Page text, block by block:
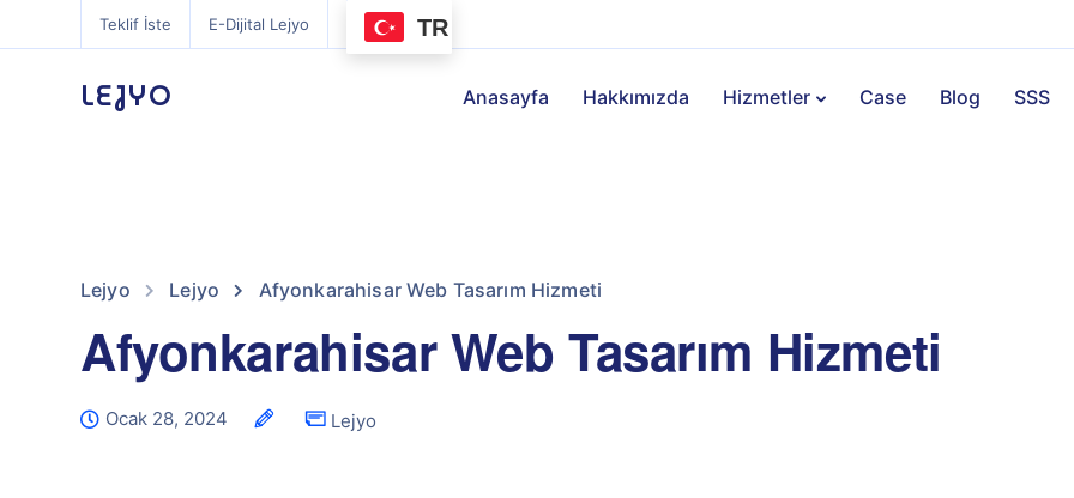
Teklif İste E-Dijital Lejyo TR
LEJYO Anasayfa Hakkımızda Hizmetler Case Blog SSS
Lejyo Lejyo Afyonkarahisar Web Tasarım Hizmeti
Afyonkarahisar Web Tasarım Hizmeti
Ocak 28, 2024 Lejyo